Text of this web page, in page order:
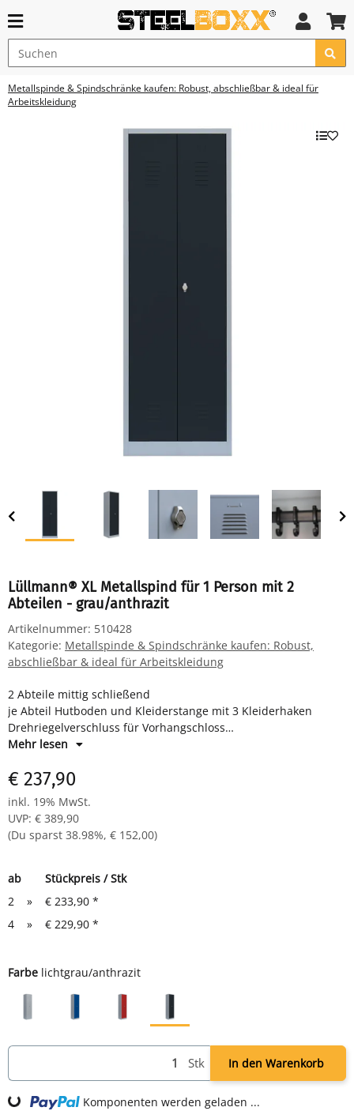
Metallspinde & Spindschränke kaufen: Robust, abschließbar & ideal für
Arbeitskleidung
Lüllmann® XL Metallspind für 1 Person mit 2
Abteilen - grau/anthrazit
Artikelnummer: 510428
Kategorie: Metallspinde & Spindschränke kaufen: Robust,
abschließbar & ideal für Arbeitskleidung
2 Abteile mittig schließend
je Abteil Hutboden und Kleiderstange mit 3 Kleiderhaken
Drehriegelverschluss für Vorhangschloss
Maße: H 1800 x B 600 x T 500 mm
pulverbeschichtet
Komplett montiert und verschweißt - sofort einsatzbereit
Mehr lesen
€ 237,90
inkl. 19% MwSt.
UVP: € 389,90
(Du sparst 38.98%, € 152,00)
ab
Stückpreis / Stk
2
» € 233,90 *
4
» € 229,90 *
Farbe lichtgrau/anthrazit
Stk In den Warenkorb
Komponenten werden geladen ...